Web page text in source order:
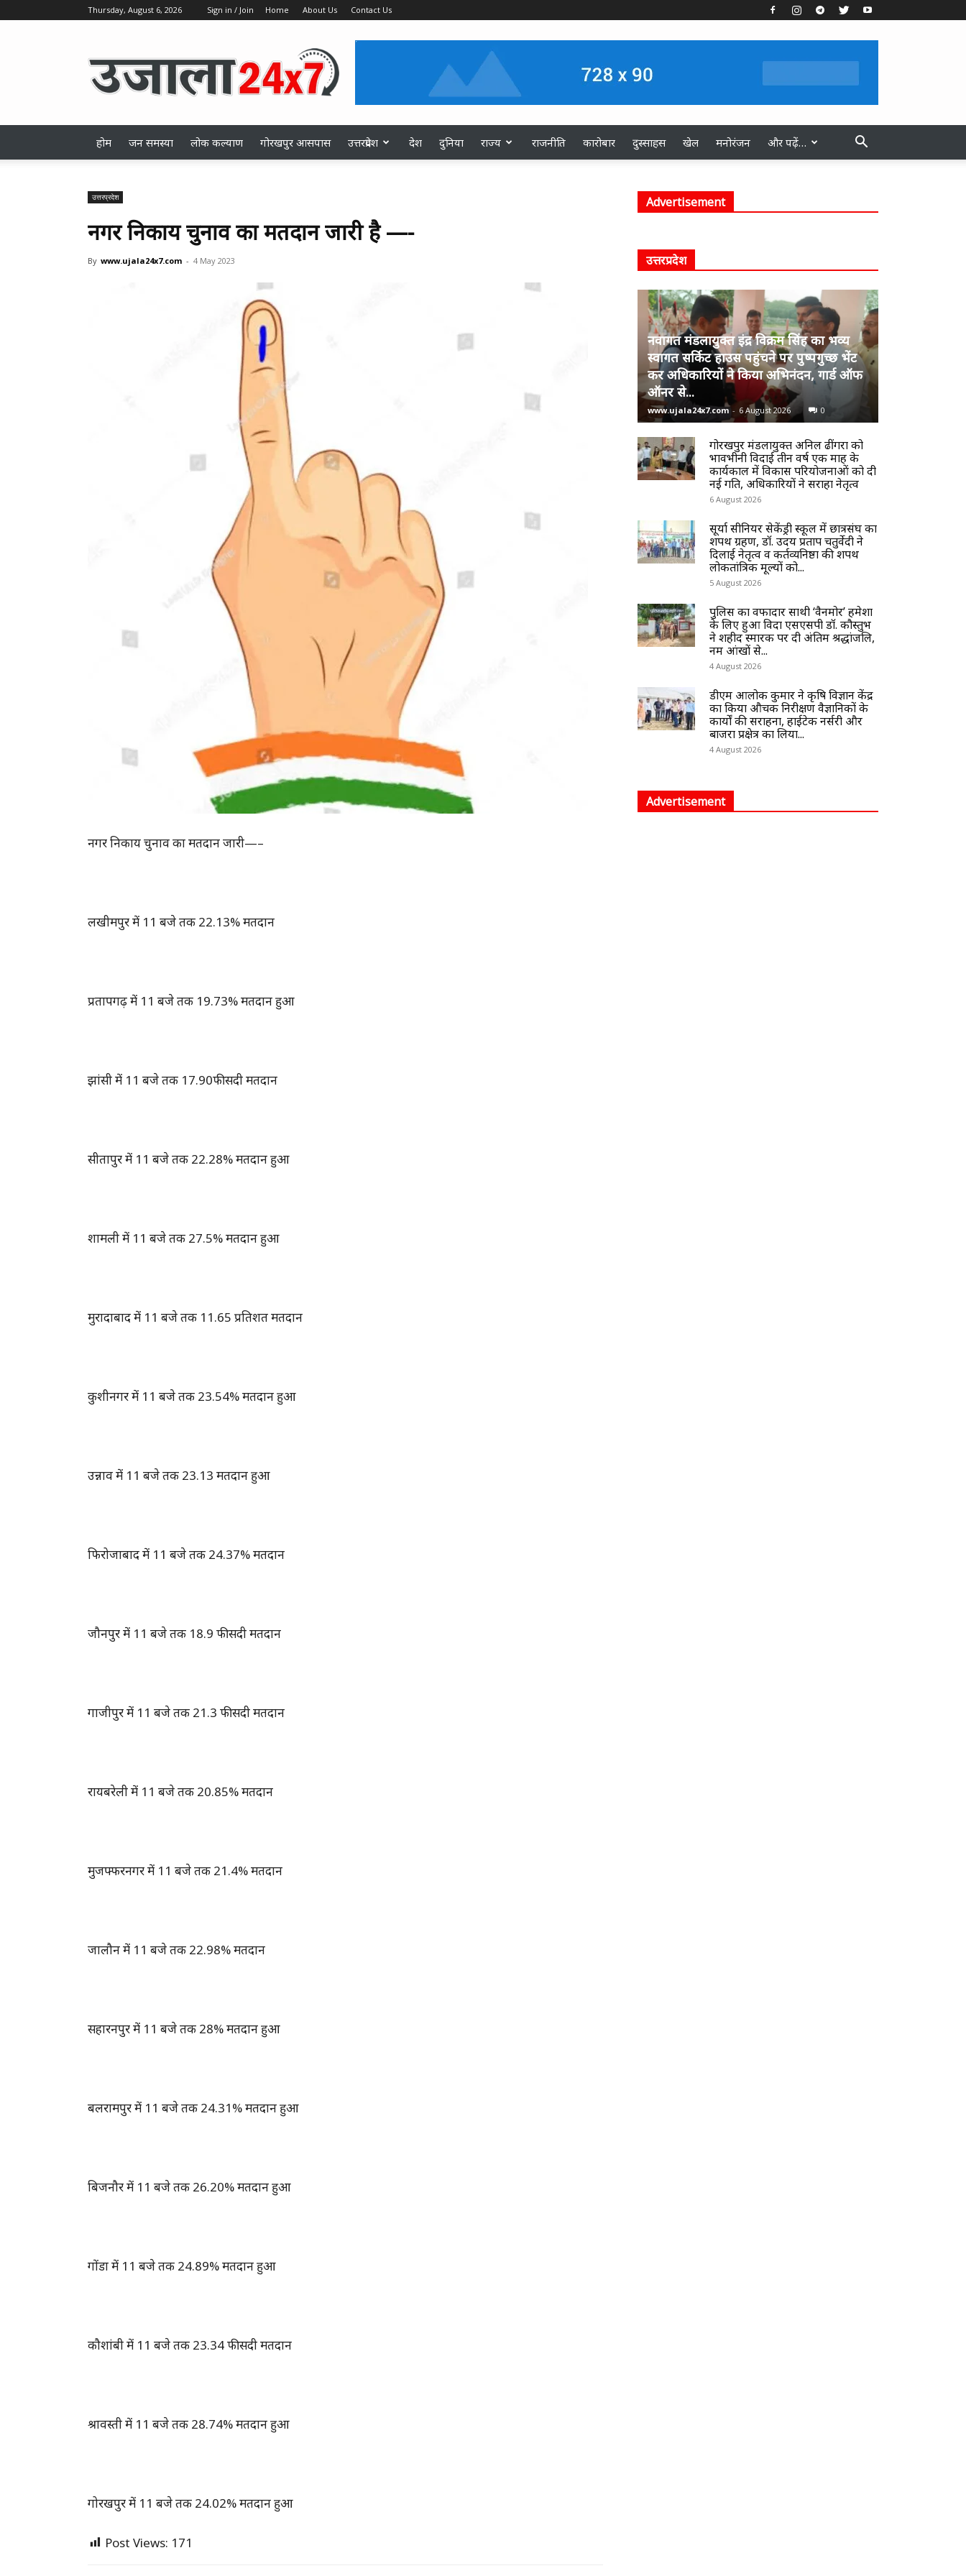
Thursday, August 6, 2026 Sign in / Join Home About Us Contact Us
होम जन समस्या लोक कल्याण गोरखपुर आसपास उत्तरप्रदेश देश दुनिया राज्य राजनीति कारोबार दुस्साहस खेल मनोरंजन और पढ़ें…
उत्तरप्रदेश
नगर निकाय चुनाव का मतदान जारी है —-
By www.ujala24x7.com - 4 May 2023
नगर निकाय चुनाव का मतदान जारी—–
लखीमपुर में 11 बजे तक 22.13% मतदान
प्रतापगढ़ में 11 बजे तक 19.73% मतदान हुआ
झांसी में 11 बजे तक 17.90फीसदी मतदान
सीतापुर में 11 बजे तक 22.28% मतदान हुआ
शामली में 11 बजे तक 27.5% मतदान हुआ
मुरादाबाद में 11 बजे तक 11.65 प्रतिशत मतदान
कुशीनगर में 11 बजे तक 23.54% मतदान हुआ
उन्नाव में 11 बजे तक 23.13 मतदान हुआ
फिरोजाबाद में 11 बजे तक 24.37% मतदान
जौनपुर में 11 बजे तक 18.9 फीसदी मतदान
गाजीपुर में 11 बजे तक 21.3 फीसदी मतदान
रायबरेली में 11 बजे तक 20.85% मतदान
मुजफ्फरनगर में 11 बजे तक 21.4% मतदान
जालौन में 11 बजे तक 22.98% मतदान
सहारनपुर में 11 बजे तक 28% मतदान हुआ
बलरामपुर में 11 बजे तक 24.31% मतदान हुआ
बिजनौर में 11 बजे तक 26.20% मतदान हुआ
गोंडा में 11 बजे तक 24.89% मतदान हुआ
कौशांबी में 11 बजे तक 23.34 फीसदी मतदान
श्रावस्ती में 11 बजे तक 28.74% मतदान हुआ
गोरखपुर में 11 बजे तक 24.02% मतदान हुआ
Post Views: 171
Advertisement
उत्तरप्रदेश
नवागत मंडलायुक्त इंद्र विक्रम सिंह का भव्य
स्वागत सर्किट हाउस पहुंचने पर पुष्पगुच्छ भेंट
कर अधिकारियों ने किया अभिनंदन, गार्ड ऑफ
ऑनर से...
www.ujala24x7.com - 6 August 2026 0
गोरखपुर मंडलायुक्त अनिल ढींगरा को
भावभीनी विदाई तीन वर्ष एक माह के
कार्यकाल में विकास परियोजनाओं को दी
नई गति, अधिकारियों ने सराहा नेतृत्व
6 August 2026
सूर्या सीनियर सेकेंड्री स्कूल में छात्रसंघ का
शपथ ग्रहण, डॉ. उदय प्रताप चतुर्वेदी ने
दिलाई नेतृत्व व कर्तव्यनिष्ठा की शपथ
लोकतांत्रिक मूल्यों को...
5 August 2026
पुलिस का वफादार साथी ‘वैनमोर’ हमेशा
के लिए हुआ विदा एसएसपी डॉ. कौस्तुभ
ने शहीद स्मारक पर दी अंतिम श्रद्धांजलि,
नम आंखों से...
4 August 2026
डीएम आलोक कुमार ने कृषि विज्ञान केंद्र
का किया औचक निरीक्षण वैज्ञानिकों के
कार्यों की सराहना, हाईटेक नर्सरी और
बाजरा प्रक्षेत्र का लिया...
4 August 2026
Advertisement